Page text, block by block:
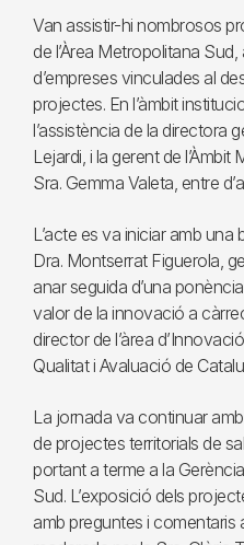
Van assistir-hi nombrosos
de l’Àrea Metropolitana
d’empreses vinculades al
projectes. En l’àmbit
l’assistència de la directora
Lejardi, i la gerent de
Sra. Gemma Valeta, entre
L’acte es va iniciar amb
Dra. Montserrat Figuerola,
anar seguida d’una
valor de la innovació a
director de l’àrea
Qualitat i Avaluació de
La jornada va continuar
de projectes territorials de
portant a terme a la
Sud. L’exposició dels
amb preguntes i comentaris